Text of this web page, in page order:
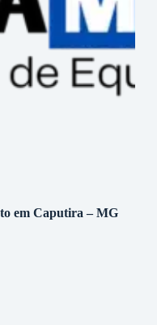
em Caputira – MG